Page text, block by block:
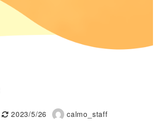
更新日
2023/5/26
著
calmo_staff